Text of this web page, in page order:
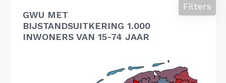
GWU MET
BIJSTANDSUITKERING 1.000
INWONERS VAN 15-74 JAAR
Filters